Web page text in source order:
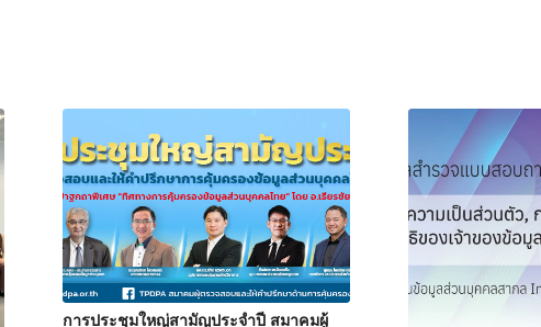
การประชุมใหญ่สามัญประจำปี สมาคมผู้